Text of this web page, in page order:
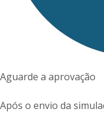
Aguarde a aprovação
Após o envio da